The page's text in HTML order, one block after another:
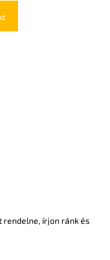
rendelne, írjon ránk és